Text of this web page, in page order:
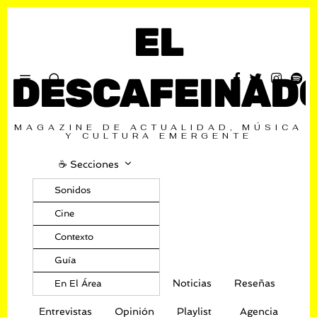
EL
MAGAZINE DE ACTUALIDAD, MÚSICA
Y CULTURA EMERGENTE
☕️ Secciones
Sonidos
Cine
Contexto
Guía
En El Área Noticias Reseñas
Entrevistas Opinión Playlist Agencia